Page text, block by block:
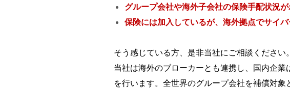
グループ会社や海外子会社の保険手配状況
保険には加入しているが、海外拠点でサイ
そう感じている方、是非当社にご相談ください。
当社は海外のブローカーとも連携し、国内企
を行います。全世界のグループ会社を補償対